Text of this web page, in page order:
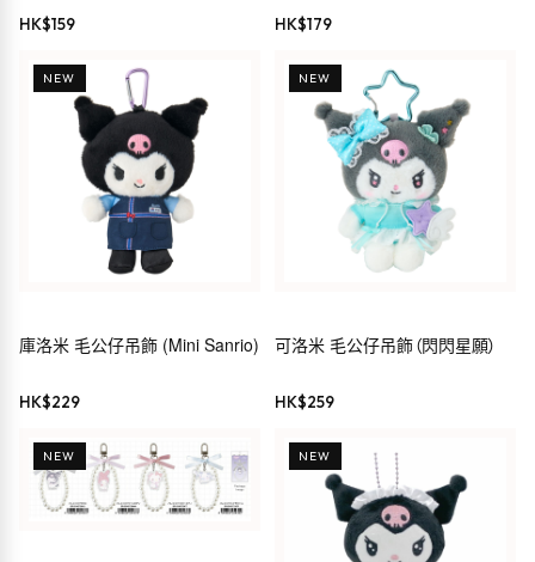
Kuromi
HK$159 HK$179
NEW
庫洛米 毛公仔吊飾 (Mini Sanrio)
HK$229
NEW
可洛米 毛公仔吊飾（閃閃星願）
HK$259
NEW NEW